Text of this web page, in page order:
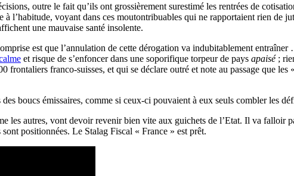
outre le fait qu’ils ont grossièrement surestimé les rentrées de
l’habitude, voyant dans ces moutontribuables qui ne rapportaient rien de
une mauvaise santé insolente.
est que l’annulation de cette dérogation va indubitablement
et risque de s’enfoncer dans une soporifique torpeur de pays apaisé;
franco-suisses, et qui se déclare outré et note au passage que
boucs émissaires, comme si ceux-ci pouvaient à eux seuls combler les
les autres, vont devoir revenir bien vite aux guichets de l’Etat. Il va falloir
positionnées. Le Stalag Fiscal « France » est prêt.